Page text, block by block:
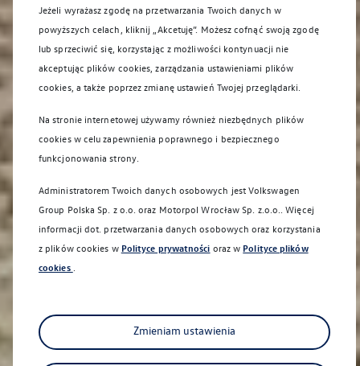
Jeżeli wyrażasz zgodę na przetwarzania Twoich danych w
powyższych celach, kliknij „Akcetuję”. Możesz cofnąć swoją zgodę
lub sprzeciwić się, korzystając z możliwości kontynuacji nie
akceptując plików cookies, zarządzania ustawieniami plików
cookies, a także poprzez zmianę ustawień Twojej przeglądarki.
Na stronie internetowej używamy również niezbędnych plików
cookies w celu zapewnienia poprawnego i bezpiecznego
funkcjonowania strony.
Administratorem Twoich danych osobowych jest Volkswagen
Group Polska Sp. z o.o. oraz Motorpol Wrocław Sp. z.o.o.. Więcej
informacji dot. przetwarzania danych osobowych oraz korzystania
z plików cookies w Polityce prywatności oraz w Polityce plików
cookies .
Zmieniam ustawienia